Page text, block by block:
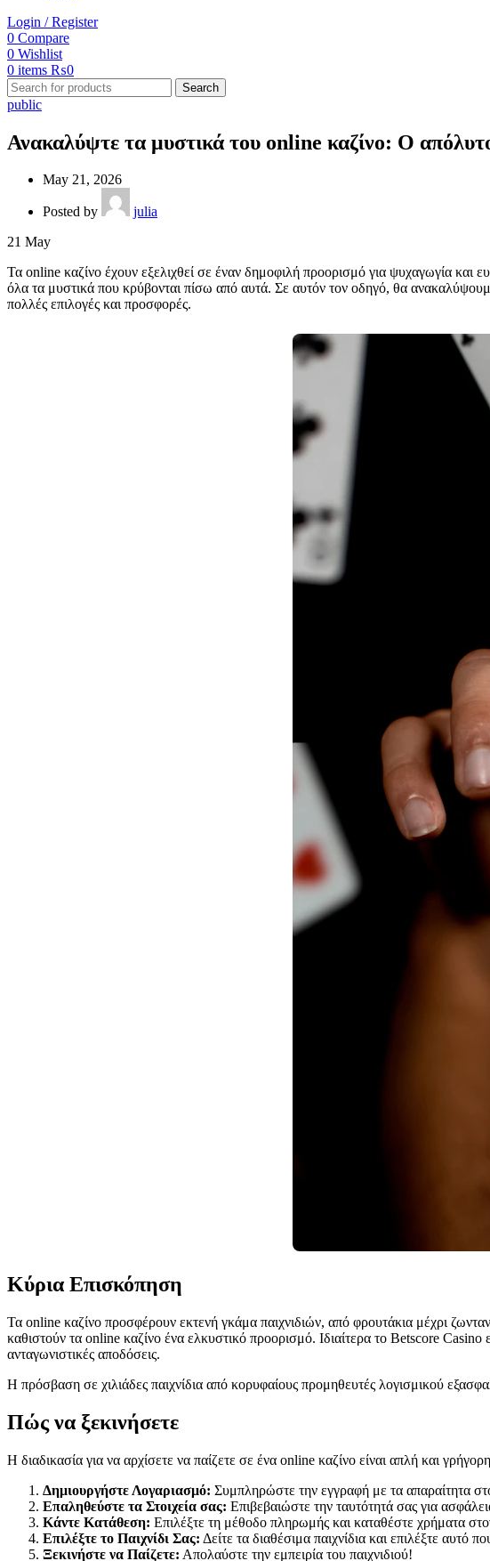
Login / Register
0 Compare
0 Wishlist
0 items ₨0
Search
public
Ανακαλύψτε τα μυστικά του online καζίνο: Ο
May 21, 2026
Posted by
julia
21 May
Τα online καζίνο έχουν εξελιχθεί σε έναν δημοφιλή προορισμό για ψυχαγωγία
όλα τα μυστικά που κρύβονται πίσω από αυτά. Σε αυτόν τον οδηγό, θα
πολλές επιλογές και προσφορές.
Κύρια Επισκόπηση
Τα online καζίνο προσφέρουν εκτενή γκάμα παιχνιδιών, από φρουτάκια μέχρι
καθιστούν τα online καζίνο ένα ελκυστικό προορισμό. Ιδιαίτερα το Betscore
ανταγωνιστικές αποδόσεις.
Η πρόσβαση σε χιλιάδες παιχνίδια από κορυφαίους προμηθευτές λογισμικού
Πώς να ξεκινήσετε
Η διαδικασία για να αρχίσετε να παίζετε σε ένα online καζίνο είναι απλή και
Δημιουργήστε Λογαριασμό: Συμπληρώστε την εγγραφή με τα απαραίτητα
Επαληθεύστε τα Στοιχεία σας: Επιβεβαιώστε την ταυτότητά σας για
Κάντε Κατάθεση: Επιλέξτε τη μέθοδο πληρωμής και καταθέστε χρήματα
Επιλέξτε το Παιχνίδι Σας: Δείτε τα διαθέσιμα παιχνίδια και επιλέξτε αυτό
Ξεκινήστε να Παίζετε: Απολαύστε την εμπειρία του παιχνιδιού!